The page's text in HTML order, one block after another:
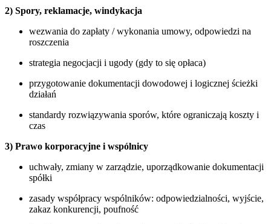
2) Spory, reklamacje, windykacja
wezwania do zapłaty / wykonania umowy, odpowiedzi na
roszczenia
strategia negocjacji i ugody (gdy to się opłaca)
przygotowanie dokumentacji dowodowej i logicznej ścieżki
działań
standardy rozwiązywania sporów, które ograniczają koszty i
czas
3) Prawo korporacyjne i wspólnicy
uchwały, zmiany w zarządzie, uporządkowanie dokumentacji
spółki
zasady współpracy wspólników: odpowiedzialności, wyjście,
zakaz konkurencji, poufność